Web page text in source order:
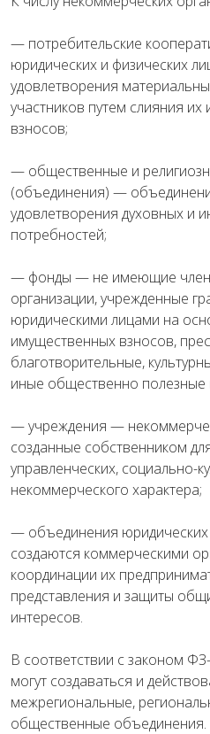
— потребительские
юридических и физических
удовлетворения
участников путем слияния
взносов;
— общественные и
(объединения) —
удовлетворения духовных и
потребностей;
— фонды — не имеющие
организации, учрежденные
юридическими лицами на
имущественных взносов,
благотворительные,
иные общественно полезные
— учреждения —
созданные собственником
управленческих, социально-
некоммерческого характера;
— объединения
создаются коммерческими
координации их
представления и защиты
интересов.
В соответствии с законом
могут создаваться и
межрегиональные,
общественные объединения.